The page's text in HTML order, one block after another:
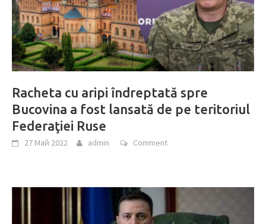
Racheta cu aripi îndreptată spre
Bucovina a fost lansată de pe teritoriul
Federaţiei Ruse
27 Май 2022 admin Comment